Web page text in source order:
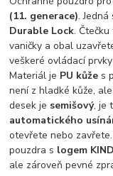
(11. generace).
Durable Lock.
vaničky a obal
veškeré ovládací
Materiál je PU kůže s
není z hladké kůže,
desek je semišový, je
automatického
otevřete nebo
pouzdra s logem
ale zároveň pevné